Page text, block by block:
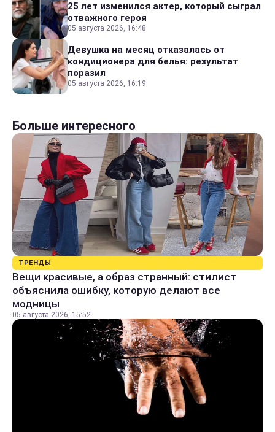
25 лет изменился актер, который сыграл
отважного героя
05 августа 2026, 16:48
Девушка на месяц отказалась от
кондиционера для белья: результат
поразил
05 августа 2026, 16:19
Больше интересного
ТРЕНДЫ
Вещи красивые, а образ странный: стилист
объяснила ошибку, которую делают все
модницы
05 августа 2026, 15:52